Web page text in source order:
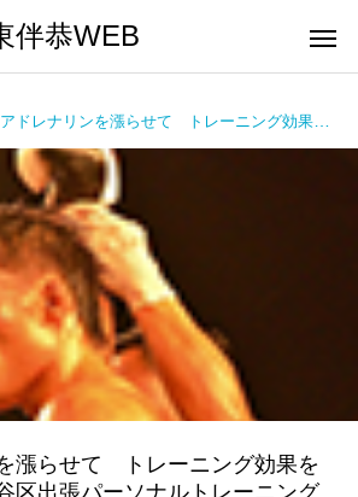
伴恭WEB
ナーとして
演 セミナー 運動・体操
ニ
グで本当に
元日本王者
パーソナルトレーニ
パーソナルトレーナー
び方｜失敗しない7つの
解説
ドレナリンを漲らせて トレーニング効果を上げよう】 渋谷区出張パーソナルトレーニング
漲らせて トレーニング効果を
出張パーソナルトレーニング